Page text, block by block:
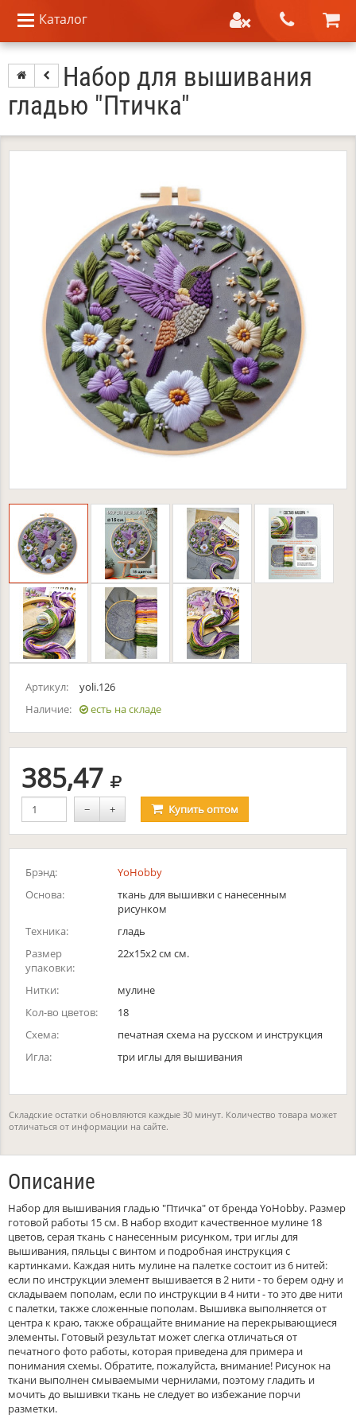
Каталог
Набор для вышивания
гладью "Птичка"
Артикул:
yoli.126
Наличие:
есть на складе
385,47 руб.
− + Купитьоптом
Брэнд:
YoHobby
Основа:
ткань для вышивки с нанесенным
рисунком
Техника:
гладь
Размер
упаковки:
22x15x2 см см.
Нитки:
мулине
Кол-во цветов:
18
Схема:
печатная схема на русском и инструкция
Игла:
три иглы для вышивания
Складские остатки обновляются каждые 30 минут. Количество товара может
отличаться от информации на сайте.
Описание
Набор для вышивания гладью "Птичка" от бренда YoHobby. Размер
готовой работы 15 см. В набор входит качественное мулине 18
цветов, серая ткань с нанесенным рисунком, три иглы для
вышивания, пяльцы с винтом и подробная инструкция с
картинками. Каждая нить мулине на палетке состоит из 6 нитей:
если по инструкции элемент вышивается в 2 нити - то берем одну и
складываем пополам, если по инструкции в 4 нити - то это две нити
с палетки, также сложенные пополам. Вышивка выполняется от
центра к краю, также обращайте внимание на перекрывающиеся
элементы. Готовый результат может слегка отличаться от
печатного фото работы, которая приведена для примера и
понимания схемы. Обратите, пожалуйста, внимание! Рисунок на
ткани выполнен смываемыми чернилами, поэтому гладить и
мочить до вышивки ткань не следует во избежание порчи
разметки.